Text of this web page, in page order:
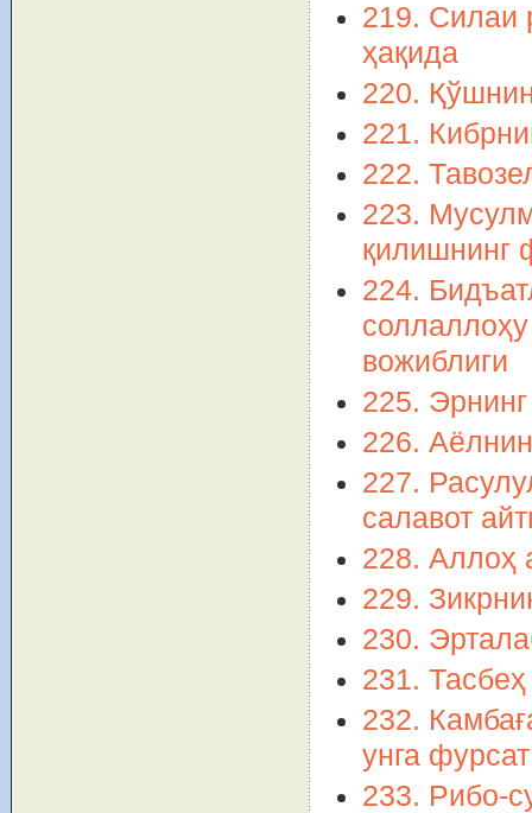
219. Силаи
ҳақида
220.
221.
222.
223.
қилишнинг
224.
вожиблиги
225.
226.
227.
салавот
228. Аллоҳ
229.
230.
231.
232.
унга
233. Рибо-